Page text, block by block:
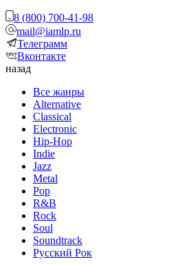
8 (800) 700-41-98
mail@iamlp.ru
Телеграмм
Вконтакте
назад
Все жанры
Alternative
Classical
Electronic
Hip-Hop
Indie
Jazz
Metal
Pop
R&B
Rock
Soul
Soundtrack
Русский Рок